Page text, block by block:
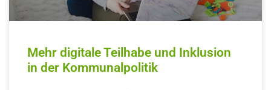
Mehr digitale Teilhabe und Inklusion
in der Kommunalpolitik